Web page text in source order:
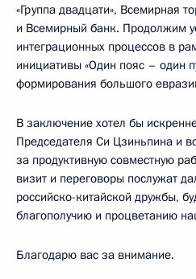
«Группа двадцати», Всемирная
и Всемирный банк. Продолжим
интеграционных процессов в
инициативы «Один пояс – один
формирования большого
В заключение хотел бы
Председателя Си Цзиньпина и
за продуктивную совместную
визит и переговоры послужат
российско-китайской дружбы,
благополучию и процветанию
Благодарю вас за внимание.